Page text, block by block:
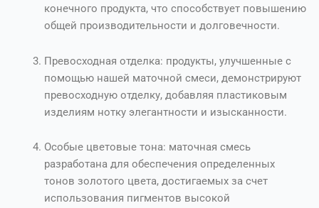
конечного продукта, что способствует повышению
общей производительности и долговечности.
Превосходная отделка: продукты, улучшенные с
помощью нашей маточной смеси, демонстрируют
превосходную отделку, добавляя пластиковым
изделиям нотку элегантности и изысканности.
Особые цветовые тона: маточная смесь
разработана для обеспечения определенных
тонов золотого цвета, достигаемых за счет
использования пигментов высокой